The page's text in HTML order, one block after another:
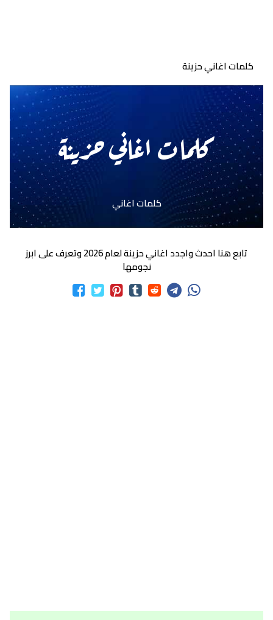
كلمات اغاني حزينة
كلمات اغاني حزينة
كلمات اغاني
تابع هنا احدث واجدد اغاني حزينة لعام 2026 وتعرف على ابرز
نجومها